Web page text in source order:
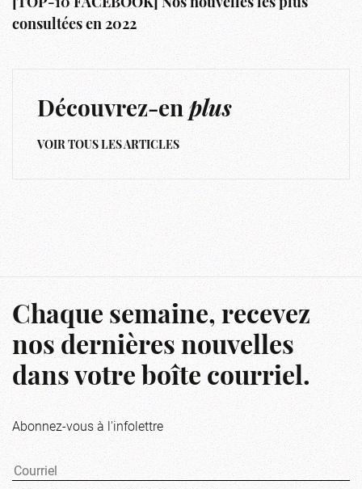
[TOP-10 FACEBOOK] Nos nouvelles les plus
consultées en 2022
Découvrez-enplus
VOIR TOUS LES ARTICLES
Chaque semaine, recevez
nos dernières nouvelles
dans votre boîte courriel.
Abonnez-vous à l'infolettre